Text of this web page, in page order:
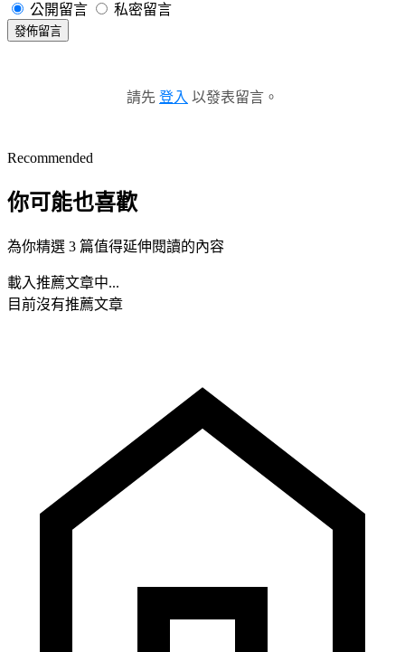
公開留言 私密留言
發佈留言
請先 登入 以發表留言。
Recommended
你可能也喜歡
為你精選 3 篇值得延伸閱讀的內容
載入推薦文章中...
目前沒有推薦文章